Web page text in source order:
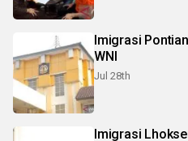
Imigrasi
WNI
Jul 28th
Imigrasi